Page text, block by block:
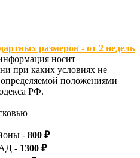
размеров - от 2 недель
носит
при каких условиях не
положениями
РФ.
- 800 ₽
- 1300 ₽